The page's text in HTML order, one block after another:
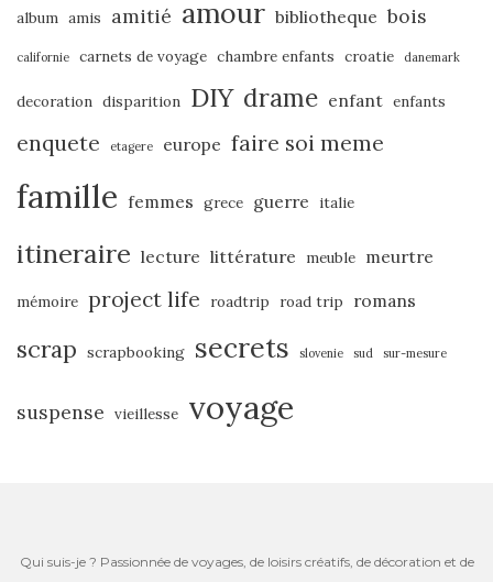
album amis amitié amour bibliotheque bois
californie carnets de voyage chambre enfants croatie danemark
decoration disparition DIY drame enfant enfants
enquete etagere europe faire soi meme
famille femmes grece guerre italie
itineraire lecture littérature meuble meurtre
mémoire project life roadtrip road trip romans
scrap scrapbooking secrets slovenie sud sur-mesure
suspense vieillesse voyage
Qui suis-je ? Passionnée de voyages, de loisirs créatifs, de décoration et de